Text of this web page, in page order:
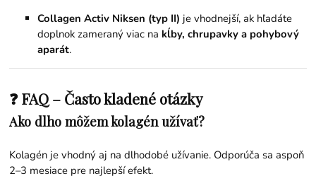
Collagen Activ Niksen (typ II) je vhodnejší, ak hľadáte
doplnok zameraný viac na kĺby, chrupavky a pohybový
aparát.
❓ FAQ – Často kladené otázky
Ako dlho môžem kolagén užívať?
Kolagén je vhodný aj na dlhodobé užívanie. Odporúča sa aspoň
2–3 mesiace pre najlepší efekt.